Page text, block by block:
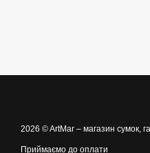
2026 © ArtMar – магазин сумок,
Приймаємо до оплати